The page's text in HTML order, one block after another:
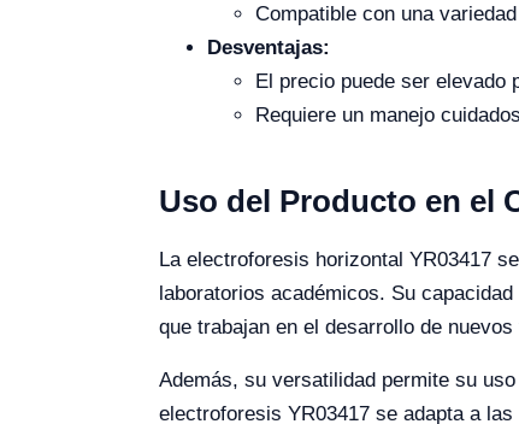
Compatible con una
Desventajas:
El precio puede ser elevado
Requiere un manejo
Uso del Producto en el
La electroforesis horizontal YR03417
laboratorios académicos. Su
que trabajan en el desarrollo de
Además, su versatilidad permite su
electroforesis YR03417 se adapta a